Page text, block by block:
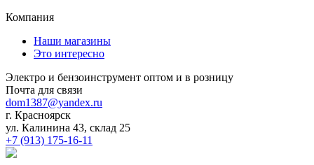
Компания
Наши магазины
Это интересно
Электро и бензоинструмент оптом и в розницу
Почта для связи
dom1387@yandex.ru
г. Красноярск
ул. Калинина 43, склад 25
+7 (913) 175-16-11